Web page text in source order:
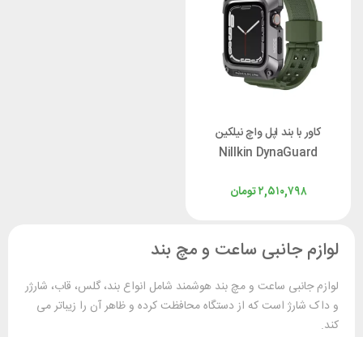
کاور با بند اپل واچ نیلکین
Nillkin DynaGuard
تومان۲,۵۱۰,۷۹۸
لوازم جانبی ساعت و مچ بند
لوازم جانبی ساعت و مچ‌ بند هوشمند شامل انواع بند، گلس، قاب، شارژر
و داک شارژ است که از دستگاه محافظت کرده و ظاهر آن را زیباتر می
‌کند.